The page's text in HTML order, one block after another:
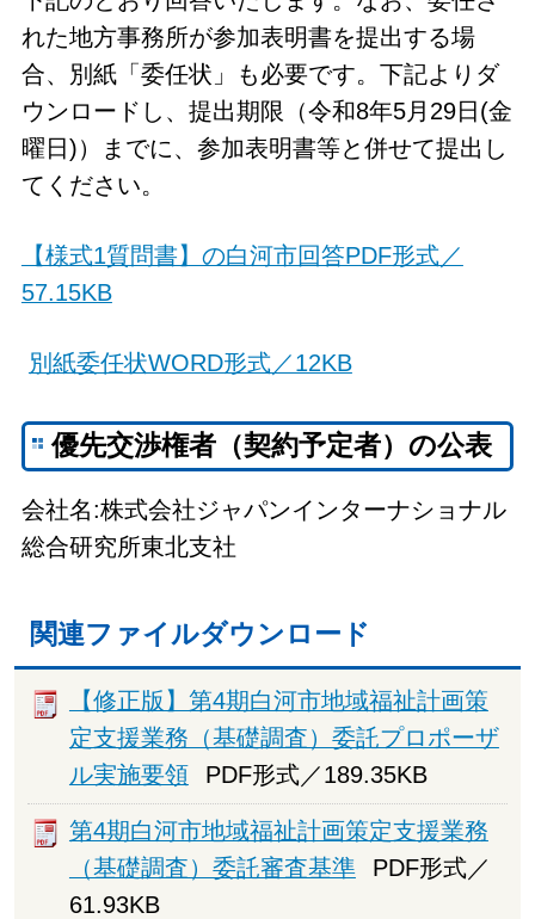
れた地方事務所が参加表明書を提出する場
合、別紙「委任状」も必要です。下記よりダ
ウンロードし、提出期限（令和8年5月29日(金
曜日)）までに、参加表明書等と併せて提出し
てください。
【様式1質問書】の白河市回答PDF形式／
57.15KB
別紙委任状WORD形式／12KB
優先交渉権者（契約予定者）の公表
会社名:株式会社ジャパンインターナショナル
総合研究所東北支社
関連ファイルダウンロード
【修正版】第4期白河市地域福祉計画策
定支援業務（基礎調査）委託プロポーザ
ル実施要領
PDF形式／189.35KB
第4期白河市地域福祉計画策定支援業務
（基礎調査）委託審査基準
PDF形式／
61.93KB